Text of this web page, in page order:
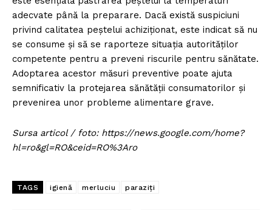
adecvate până la preparare. Dacă există suspiciuni
privind calitatea peștelui achiziționat, este indicat să nu
se consume și să se raporteze situația autorităților
competente pentru a preveni riscurile pentru sănătate.
Adoptarea acestor măsuri preventive poate ajuta
semnificativ la protejarea sănătății consumatorilor și
prevenirea unor probleme alimentare grave.
Sursa articol / foto: https://news.google.com/home?
hl=ro&gl=RO&ceid=RO%3Aro
TAGS igienă merluciu paraziți